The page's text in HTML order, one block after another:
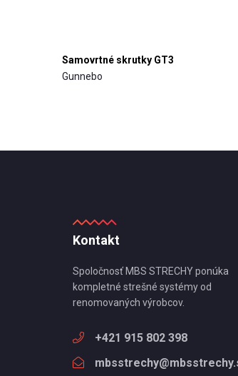
Samovrtné skrutky GT3
Gunnebo
Kontakt
Spoločnosť MBS STRECHY ponúka
kompletné strešné systémy od
renomovaných výrobcov.
+421 915 802 398